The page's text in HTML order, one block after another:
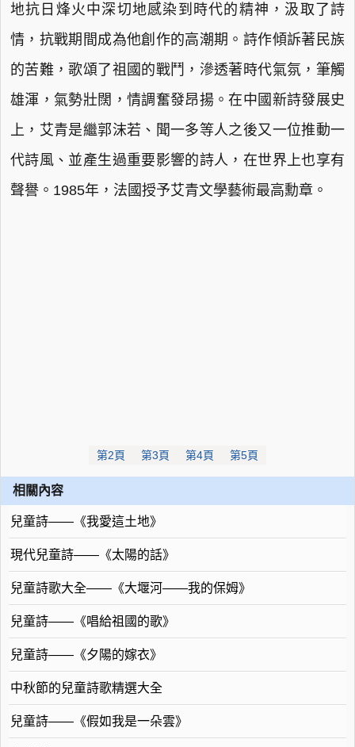
地抗日烽火中深切地感染到時代的精神，汲取了詩
情，抗戰期間成為他創作的高潮期。詩作傾訴著民族
的苦難，歌頌了祖國的戰鬥，滲透著時代氣氛，筆觸
雄渾，氣勢壯闊，情調奮發昂揚。在中國新詩發展史
上，艾青是繼郭沫若、聞一多等人之後又一位推動一
代詩風、並產生過重要影響的詩人，在世界上也享有
聲譽。1985年，法國授予艾青文學藝術最高勳章。
第2頁 第3頁 第4頁 第5頁
相關內容
兒童詩——《我愛這土地》
現代兒童詩——《太陽的話》
兒童詩歌大全——《大堰河——我的保姆》
兒童詩——《唱給祖國的歌》
兒童詩——《夕陽的嫁衣》
中秋節的兒童詩歌精選大全
兒童詩——《假如我是一朵雲》